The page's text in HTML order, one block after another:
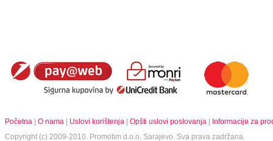
Početna O nama Uslovi korištenja Opšti uslovi poslovanja
Informacije za
Copyright (c) 2009-2010. Promotim d.o.o. Sarajevo. Sva prava zadržana.